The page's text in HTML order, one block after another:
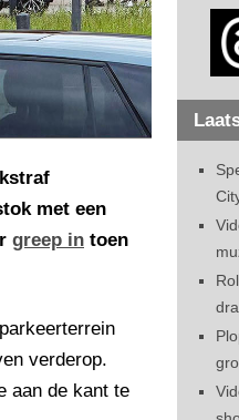
met een
greep in toen
verderop.
aan de kant te